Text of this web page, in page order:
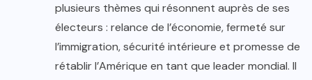
plusieurs thèmes qui résonnent auprès de ses
électeurs : relance de l’économie, fermeté sur
l’immigration, sécurité intérieure et promesse de
rétablir l’Amérique en tant que leader mondial. Il